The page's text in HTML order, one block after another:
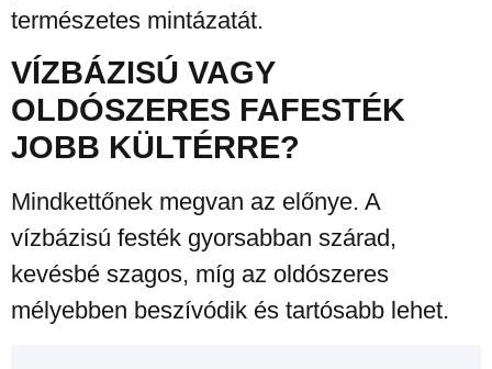
természetes mintázatát.
VÍZBÁZISÚ VAGY
OLDÓSZERES FAFESTÉK
JOBB KÜLTÉRRE?
Mindkettőnek megvan az előnye. A
vízbázisú festék gyorsabban szárad,
kevésbé szagos, míg az oldószeres
mélyebben beszívódik és tartósabb lehet.